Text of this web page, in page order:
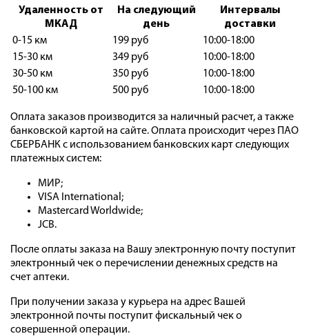
Удаленность от
МКАД
На следующий
день
Интервалы
доставки
0-15 км
199 руб
10:00-18:00
15-30 км
349 руб
10:00-18:00
30-50 км
350 руб
10:00-18:00
50-100 км
500 руб 10:00-18:00
Оплата заказов производится за наличный расчет, а также
банковской картой на сайте. Оплата происходит через ПАО
СБЕРБАНК с использованием банковских карт следующих
платежных систем:
МИР;
VISA International;
Mastercard Worldwide;
JCB.
После оплаты заказа на Вашу электронную почту поступит
электронный чек о перечислении денежных средств на
счет аптеки.
При получении заказа у курьера на адрес Вашей
электронной почты поступит фискальный чек о
совершенной операции.